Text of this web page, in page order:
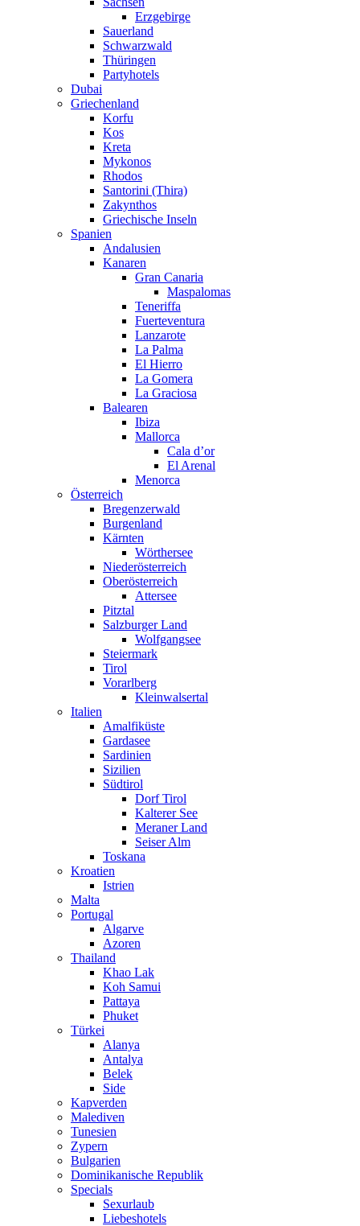
Erzgebirge
Sauerland
Schwarzwald
Thüringen
Partyhotels
Dubai
Griechenland
Korfu
Kos
Kreta
Mykonos
Rhodos
Santorini (Thira)
Zakynthos
Griechische Inseln
Spanien
Andalusien
Kanaren
Gran Canaria
Maspalomas
Teneriffa
Fuerteventura
Lanzarote
La Palma
El Hierro
La Gomera
La Graciosa
Balearen
Ibiza
Mallorca
Cala d’or
El Arenal
Menorca
Österreich
Bregenzerwald
Burgenland
Kärnten
Wörthersee
Niederösterreich
Oberösterreich
Attersee
Pitztal
Salzburger Land
Wolfgangsee
Steiermark
Tirol
Vorarlberg
Kleinwalsertal
Italien
Amalfiküste
Gardasee
Sardinien
Sizilien
Südtirol
Dorf Tirol
Kalterer See
Meraner Land
Seiser Alm
Toskana
Kroatien
Istrien
Malta
Portugal
Algarve
Azoren
Thailand
Khao Lak
Koh Samui
Pattaya
Phuket
Türkei
Alanya
Antalya
Belek
Side
Kapverden
Malediven
Tunesien
Zypern
Bulgarien
Dominikanische Republik
Specials
Sexurlaub
Liebeshotels